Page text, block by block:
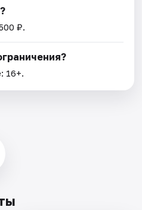
₽.
16+.